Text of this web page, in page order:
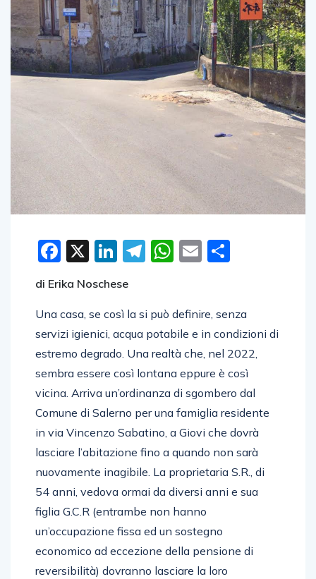
Facebook
X LinkedIn
Telegram
WhatsApp
Email
di Erika Noschese
Una casa, se così la si può definire, senza
servizi igienici, acqua potabile e in condizioni di
estremo degrado. Una realtà che, nel 2022,
sembra essere così lontana eppure è così
vicina. Arriva un’ordinanza di sgombero dal
Comune di Salerno per una famiglia residente
in via Vincenzo Sabatino, a Giovi che dovrà
lasciare l’abitazione fino a quando non sarà
nuovamente inagibile. La proprietaria S.R., di
54 anni, vedova ormai da diversi anni e sua
figlia G.C.R (entrambe non hanno
un’occupazione fissa ed un sostegno
economico ad eccezione della pensione di
reversibilità) dovranno lasciare la loro